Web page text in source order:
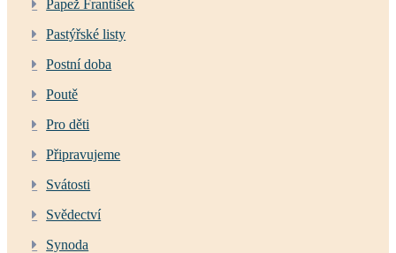
Papež František
Pastýřské listy
Postní doba
Poutě
Pro děti
Připravujeme
Svátosti
Svědectví
Synoda